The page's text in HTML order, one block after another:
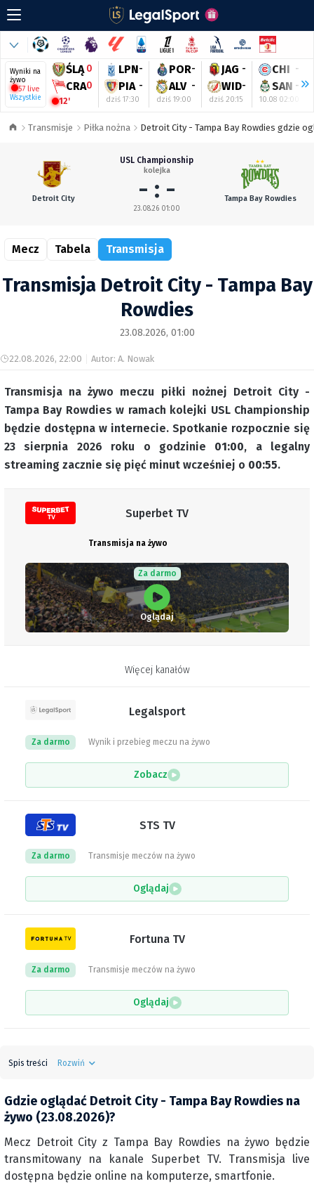
Wyniki na
żywo
57 live
Wszystkie
ŚLĄ 0
CRA0
12'
LPN-
PIA -
dziś 17:30
POR-
ALV -
dziś 19:00
JAG -
WID-
dziś 20:15
CHI -
SAN -
10.08 02:00
Transmisje Piłka nożna Detroit City - Tampa Bay Rowdies gdzie
Detroit City
USL Championship
kolejka
- : -
23.08.26 01:00
Tampa Bay Rowdies
Mecz Tabela Transmisja
Transmisja Detroit City - Tampa Bay
Rowdies
23.08.2026, 01:00
22.08.2026, 22:00 Autor: A. Nowak
Transmisja na żywo meczu piłki nożnej Detroit City -
Tampa Bay Rowdies w ramach kolejki USL Championship
będzie dostępna w internecie. Spotkanie rozpocznie się
23 sierpnia 2026 roku o godzinie 01:00, a legalny
streaming zacznie się pięć minut wcześniej o 00:55.
Superbet TV
Transmisja na żywo
Za darmo
Oglądaj
Więcej kanałów
Legalsport
Wynik i przebieg meczu na żywo
Za darmo
Zobacz
STS TV
Transmisje meczów na żywo
Za darmo
Oglądaj
Fortuna TV
Transmisje meczów na żywo
Za darmo
Oglądaj
Spis treści Rozwiń
Gdzie oglądać Detroit City - Tampa Bay Rowdies na
żywo (23.08.2026)?
Mecz Detroit City z Tampa Bay Rowdies na żywo będzie
transmitowany na kanale Superbet TV. Transmisja live
dostępna będzie online na komputerze, smartfonie.